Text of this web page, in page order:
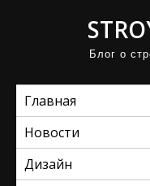
Блог о
Главная
Новости
Дизайн